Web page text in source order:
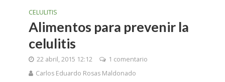
CELULITIS
Alimentos para prevenir la
celulitis
22 abril, 2015 12:12
1 comentario
Carlos Eduardo Rosas Maldonado